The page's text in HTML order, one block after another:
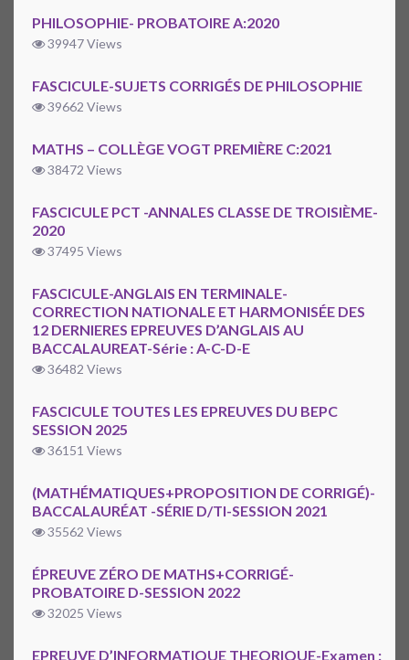
PHILOSOPHIE- PROBATOIRE A:2020
39947 Views
FASCICULE-SUJETS CORRIGÉS DE PHILOSOPHIE
39662 Views
MATHS – COLLÈGE VOGT PREMIÈRE C:2021
38472 Views
FASCICULE PCT -ANNALES CLASSE DE TROISIÈME-
2020
37495 Views
FASCICULE-ANGLAIS EN TERMINALE-
CORRECTION NATIONALE ET HARMONISÉE DES
12 DERNIERES EPREUVES D’ANGLAIS AU
BACCALAUREAT-Série : A-C-D-E
36482 Views
FASCICULE TOUTES LES EPREUVES DU BEPC
SESSION 2025
36151 Views
(MATHÉMATIQUES+PROPOSITION DE CORRIGÉ)-
BACCALAURÉAT -SÉRIE D/TI-SESSION 2021
35562 Views
ÉPREUVE ZÉRO DE MATHS+CORRIGÉ-
PROBATOIRE D-SESSION 2022
32025 Views
EPREUVE D’INFORMATIQUE THEORIQUE-Examen :